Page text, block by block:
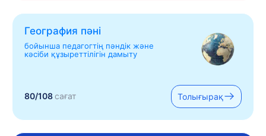
География пәні
бойынша педагогтің пәндік және
кәсіби құзыреттілігін дамыту
80/108сағат Толығырақ